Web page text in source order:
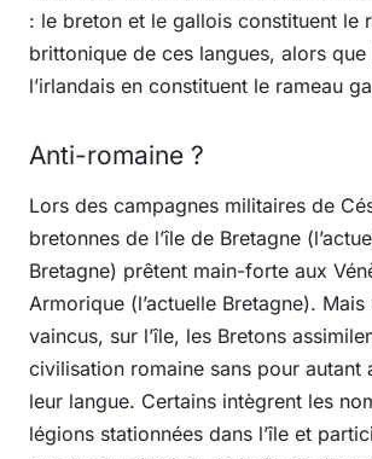
: le breton et le gallois constituent le
brittonique de ces langues, alors que
l’irlandais en constituent le rameau
Anti-romaine ?
Lors des campagnes militaires de
bretonnes de l’île de Bretagne
Bretagne) prêtent main-forte aux
Armorique (l’actuelle Bretagne).
vaincus, sur l’île, les Bretons
civilisation romaine sans pour autant
leur langue. Certains intègrent les
légions stationnées dans l’île et